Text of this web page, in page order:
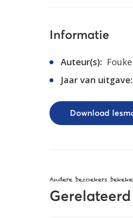
Informatie
Auteur(s):
Jaar van uitgave:
Download
Andere bezoekers